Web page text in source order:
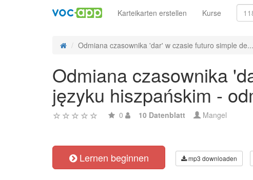
Karteikarten erstellen Kurse
Odmiana czasownika 'dar' w czasie futuro simple de...
Odmiana czasownika
języku hiszpańskim -
0 10 Datenblatt Mangel
Lernen beginnen mp3 downloaden